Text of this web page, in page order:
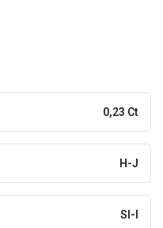
0,23 Ct
H-J
SI-I